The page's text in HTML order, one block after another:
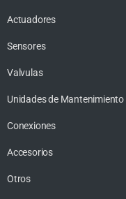
Actuadores
Sensores
Valvulas
Unidades de Mantenimiento
Conexiones
Accesorios
Otros